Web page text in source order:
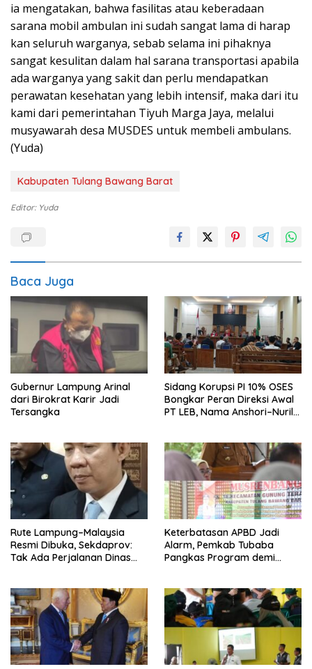
ia mengatakan, bahwa fasilitas atau keberadaan
sarana mobil ambulan ini sudah sangat lama di harap
kan seluruh warganya, sebab selama ini pihaknya
sangat kesulitan dalam hal sarana transportasi apabila
ada warganya yang sakit dan perlu mendapatkan
perawatan kesehatan yang lebih intensif, maka dari itu
kami dari pemerintahan Tiyuh Marga Jaya, melalui
musyawarah desa MUSDES untuk membeli ambulans.
(Yuda)
Kabupaten Tulang Bawang Barat
Editor: Yuda
Baca Juga
Gubernur Lampung Arinal
dari Birokrat Karir Jadi
Tersangka
Sidang Korupsi PI 10% OSES
Bongkar Peran Direksi Awal
PT LEB, Nama Anshori–Nuril
Rute Lampung–Malaysia
Resmi Dibuka, Sekdaprov:
Tak Ada Perjalanan Dinas
Keterbatasan APBD Jadi
Alarm, Pemkab Tubaba
Pangkas Program demi